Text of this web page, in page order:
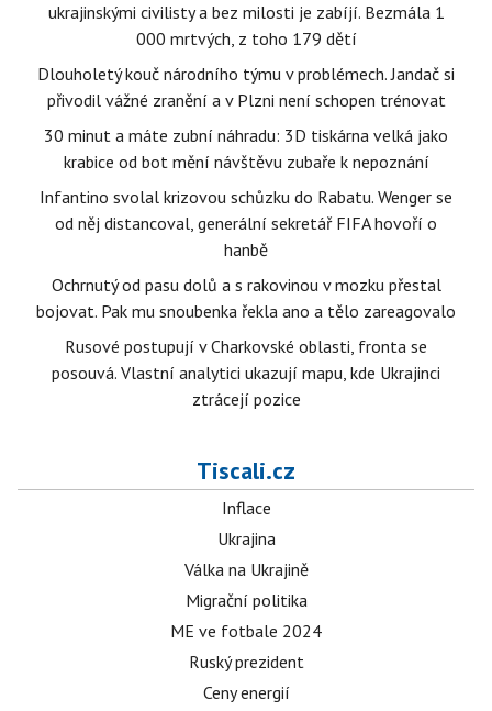
ukrajinskými civilisty a bez milosti je zabíjí. Bezmála 1
000 mrtvých, z toho 179 dětí
Dlouholetý kouč národního týmu v problémech. Jandač si
přivodil vážné zranění a v Plzni není schopen trénovat
30 minut a máte zubní náhradu: 3D tiskárna velká jako
krabice od bot mění návštěvu zubaře k nepoznání
Infantino svolal krizovou schůzku do Rabatu. Wenger se
od něj distancoval, generální sekretář FIFA hovoří o
hanbě
Ochrnutý od pasu dolů a s rakovinou v mozku přestal
bojovat. Pak mu snoubenka řekla ano a tělo zareagovalo
Rusové postupují v Charkovské oblasti, fronta se
posouvá. Vlastní analytici ukazují mapu, kde Ukrajinci
ztrácejí pozice
Tiscali.cz
Inflace
Ukrajina
Válka na Ukrajině
Migrační politika
ME ve fotbale 2024
Ruský prezident
Ceny energií